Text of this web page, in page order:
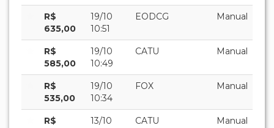
R$
635,00
19/10
10:51
EODCG Manual
R$
585,00
19/10
10:49
CATU Manual
R$
535,00
19/10
10:34
FOX Manual
R$
13/10
CATU Manual